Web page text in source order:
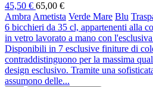
45,50 € 65,00 €
Ambra Ametista Verde Mare Blu
6 bicchieri da 35 cl, appartenenti alla
in vetro lavorato a mano con
Disponibili in 7 esclusive finiture di
contraddistinguono per la massima
design esclusivo. Tramite una
assumono delle...